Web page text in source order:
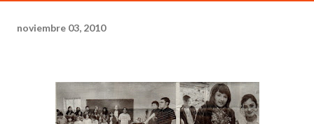
noviembre 03, 2010